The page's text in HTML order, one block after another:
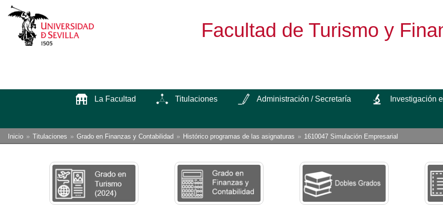
Facultad de Turismo y
La Facultad Titulaciones Administración / Secretaría Investigación
Enlaces
Está
Inicio Titulaciones Grado en Finanzas y Contabilidad Histórico programas de las asignaturas 1610047 Simulación Empresarial